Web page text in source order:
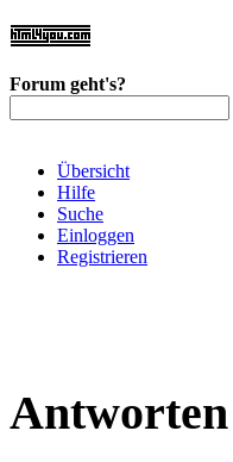
Forum geht's?
Übersicht
Hilfe
Suche
Einloggen
Registrieren
Antworten